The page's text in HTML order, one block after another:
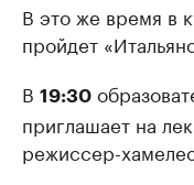
В это же время в
пройдет
В 19:30
приглашает на
режиссер-